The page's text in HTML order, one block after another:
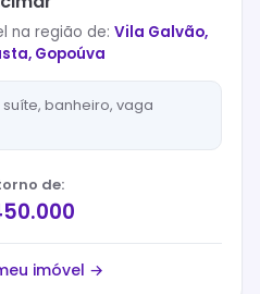
na região de: Vila Galvão,
Gopoúva
banheiro, vaga
de:
imóvel →